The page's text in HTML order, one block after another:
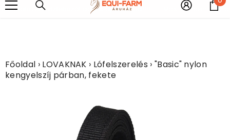
UGRÁS A TARTALOMHOZfém vízlehúzót adunk ajándékba!!!! Most minden
Főoldal › LOVAKNAK › Lófelszerelés › "Basic" nylon
kengyelszíj párban, fekete